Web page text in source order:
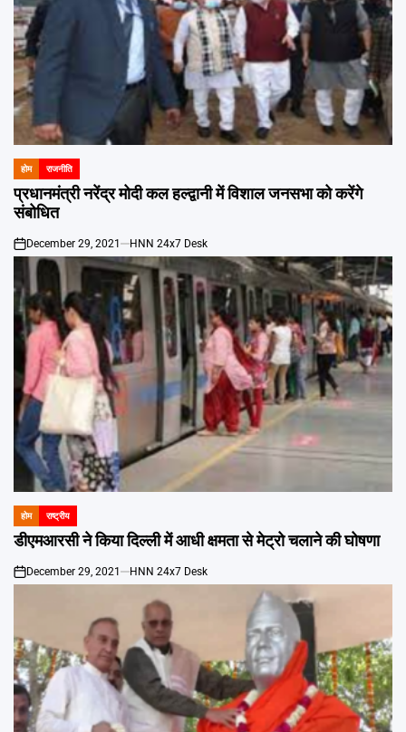
POSTED
IN
होम राजनीति
प्रधानमंत्री नरेंद्र मोदी कल हल्द्वानी में विशाल जनसभा को करेंगे
संबोधित
on
December 29, 2021 HNN 24x7 Desk
POSTED
IN
होम राष्ट्रीय
डीएमआरसी ने किया दिल्ली में आधी क्षमता से मेट्रो चलाने की घोषणा
on
December 29, 2021 HNN 24x7 Desk